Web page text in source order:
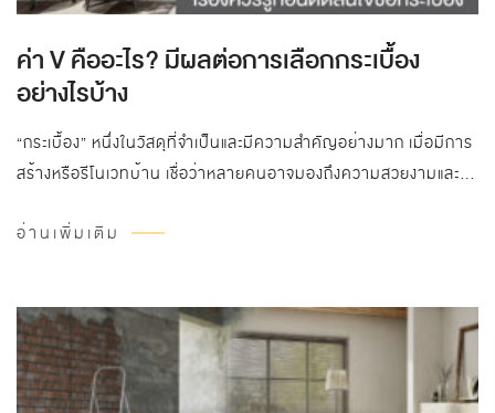
ค่า V คืออะไร? มีผลต่อการเลือกกระเบื้อง
อย่างไรบ้าง
“กระเบื้อง” หนึ่งในวัสดุที่จำเป็นและมีความสำคัญอย่างมาก เมื่อมีการ
สร้างหรือรีโนเวทบ้าน เชื่อว่าหลายคนอาจมองถึงความสวยงามและ
อย่างเช่น นวัตกรรม, ราคา หรือแม้กระทั่งค่า V (Shade Variation)
อ่านเพิ่มเติม